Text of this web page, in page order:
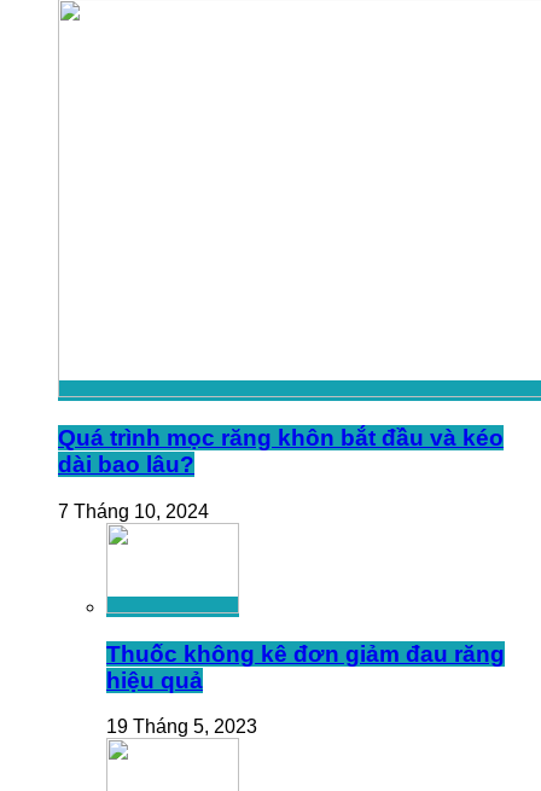
Quá trình mọc răng khôn bắt đầu và kéo
dài bao lâu?
7 Tháng 10, 2024
Thuốc không kê đơn giảm đau răng
hiệu quả
19 Tháng 5, 2023